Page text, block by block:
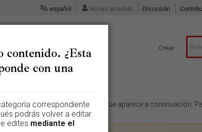
página, escribe en el cuadro que aparece a continuación.
contenido. ¿Esta
con una
correspondiente
podrás volver a editar
edites mediante el
español No has accedido Discusión
Crear